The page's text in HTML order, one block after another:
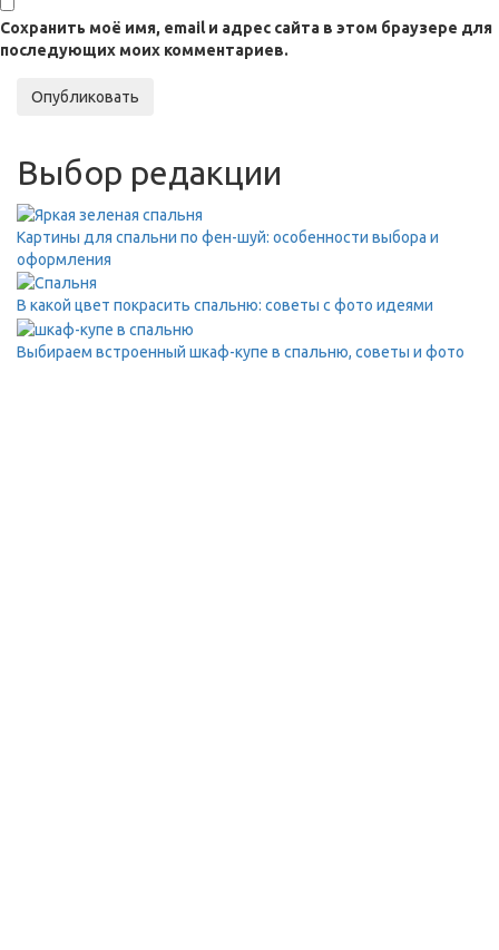
Сохранить моё имя, email и адрес сайта в этом браузере для
последующих моих комментариев.
Опубликовать
Выбор редакции
Картины для спальни по фен-шуй: особенности выбора и
оформления
В какой цвет покрасить спальню: советы с фото идеями
Выбираем встроенный шкаф-купе в спальню, советы и фото